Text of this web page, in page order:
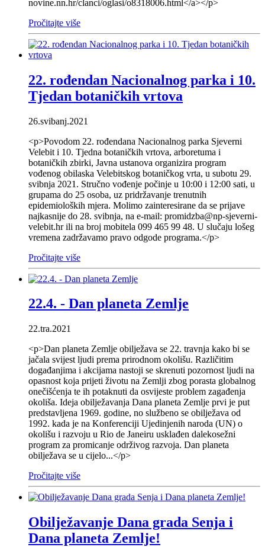
novine.nn.hr/clanci/oglasi/o8318006.html</a></p>
Pročitajte više
22. rođendan Nacionalnog parka i 10.
Tjedan botaničkih vrtova
26.svibanj.2021
<p>Povodom 22. rođendana Nacionalnog parka Sjeverni
Velebit i 10. Tjedna botaničkih vrtova, arboretuma i
botaničkih zbirki, Javna ustanova organizira program
vođenog obilaska Velebitskog botaničkog vrta, u subotu 29.
svibnja 2021. Stručno vođenje počinje u 10:00 i 12:00 sati, u
grupama do 25 osoba, uz pridržavanje trenutnih
epidemioloških mjera. Molimo zainteresirane da se prijave
najkasnije do 28. svibnja, na e-mail: promidzba@np-sjeverni-
velebit.hr ili na broj mobitela 099 465 99 48. U slučaju lošeg
vremena zadržavamo pravo odgode programa.</p>
Pročitajte više
22.4. - Dan planeta Zemlje
22.tra.2021
<p>Dan planeta Zemlje obilježava se 22. travnja kako bi se
jačala svijest ljudi prema prirodnom okolišu. Različitim
događanjima i akcijama nastoji se skrenuti pozornost ljudi na
opasnost koja prijeti životu na Zemlji zbog porasta globalnog
onečišćenja te ih potaknuti da osvijeste problem zagađenja
okoliša. Ideja obilježavanja Dana planeta Zemlje prvi je put
predstavljena 1969. godine, no službeno se obilježava od
1992. kada je na Konferenciji Ujedinjenih naroda (UN) o
okolišu i razvoju u Rio de Janeiru usklađen dalekosežni
program za promicanje održivog razvoja. Dan planeta
obilježava se u cijelo...</p>
Pročitajte više
Obilježavanje Dana grada Senja i
Dana planeta Zemlje!